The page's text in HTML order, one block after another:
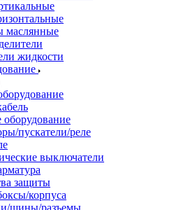
маслянные
жидкости
пускатели/реле
выключатели
защиты
корпуса
шины/разъемы